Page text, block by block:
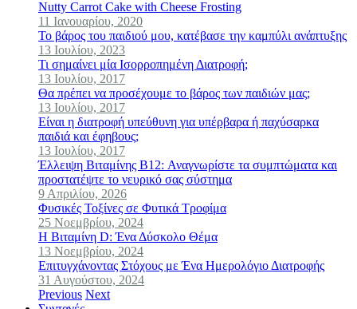
Nutty Carrot Cake with Cheese Frosting
11 Ιανουαρίου, 2020
Το βάρος του παιδιού μου, κατέβασε την καμπύλι ανάπτυξης
13 Ιουλίου, 2023
Τι σημαίνει μία Ισορροπημένη Διατροφή;
13 Ιουλίου, 2017
Θα πρέπει να προσέχουμε το βάρος των παιδιών μας;
13 Ιουλίου, 2017
Είναι η διατροφή υπεύθυνη για υπέρβαρα ή παχύσαρκα
παιδιά και έφηβους;
13 Ιουλίου, 2017
Έλλειψη Βιταμίνης B12: Αναγνωρίστε τα συμπτώματα και
προστατέψτε το νευρικό σας σύστημα
9 Απριλίου, 2026
Φυσικές Τοξίνες σε Φυτικά Τροφίμα
25 Νοεμβρίου, 2024
Η Βιταμίνη D: Ένα Δύσκολο Θέμα
13 Νοεμβρίου, 2024
Επιτυγχάνοντας Στόχους με Ένα Ημερολόγιο Διατροφής
31 Αυγούστου, 2024
Previous Next